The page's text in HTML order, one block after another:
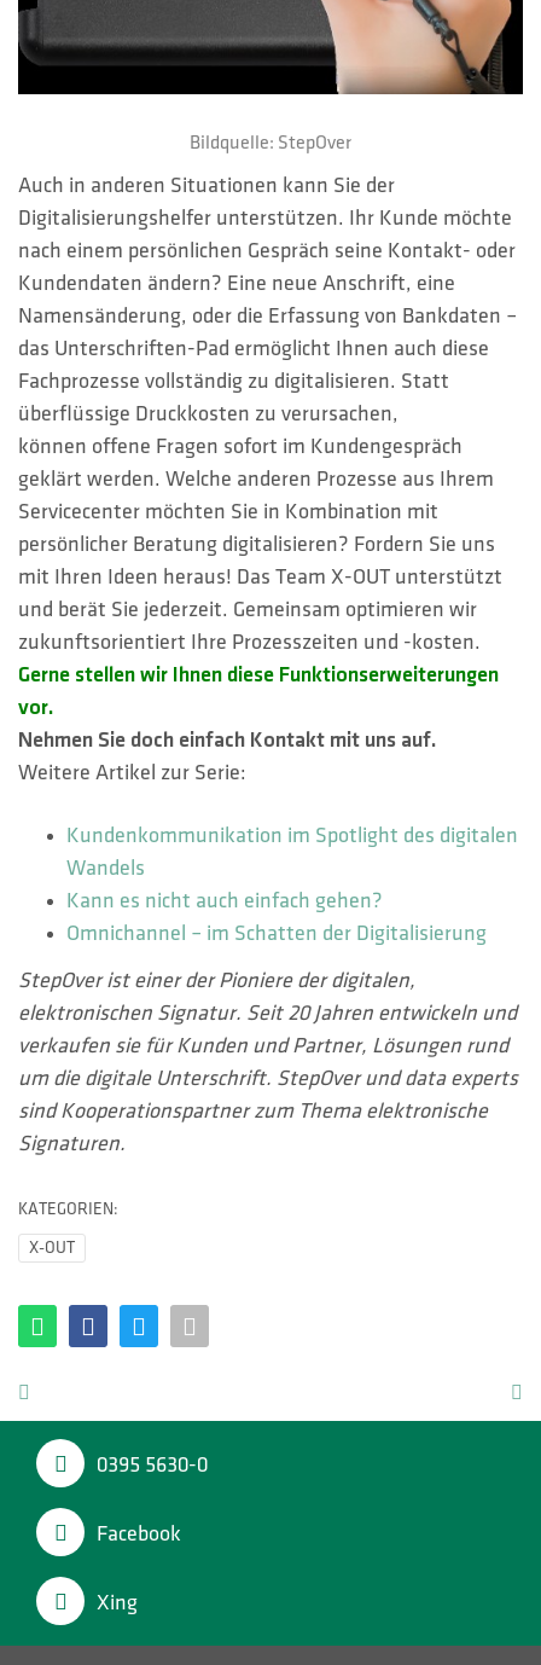
Bildquelle: StepOver
Auch in anderen Situationen kann Sie der
Digitalisierungshelfer unterstützen. Ihr Kunde möchte
nach einem persönlichen Gespräch seine Kontakt- oder
Kundendaten ändern? Eine neue Anschrift, eine
Namensänderung, oder die Erfassung von Bankdaten –
das Unterschriften-Pad ermöglicht Ihnen auch diese
Fachprozesse vollständig zu digitalisieren. Statt
überflüssige Druckkosten zu verursachen,
können offene Fragen sofort im Kundengespräch
geklärt werden. Welche anderen Prozesse aus Ihrem
Servicecenter möchten Sie in Kombination mit
persönlicher Beratung digitalisieren? Fordern Sie uns
mit Ihren Ideen heraus! Das Team X-OUT unterstützt
und berät Sie jederzeit. Gemeinsam optimieren wir
zukunftsorientiert Ihre Prozesszeiten und -kosten.
Gerne stellen wir Ihnen diese Funktionserweiterungen
vor.
Nehmen Sie doch einfach Kontakt mit uns auf.
Weitere Artikel zur Serie:
Kundenkommunikation im Spotlight des digitalen
Wandels
Kann es nicht auch einfach gehen?
Omnichannel – im Schatten der Digitalisierung
StepOver ist einer der Pioniere der digitalen,
elektronischen Signatur. Seit 20 Jahren entwickeln und
verkaufen sie für Kunden und Partner, Lösungen rund
um die digitale Unterschrift. StepOver und data experts
sind Kooperationspartner zum Thema elektronische
Signaturen.
KATEGORIEN:
X-OUT
0395 5630-0
Facebook
Xing